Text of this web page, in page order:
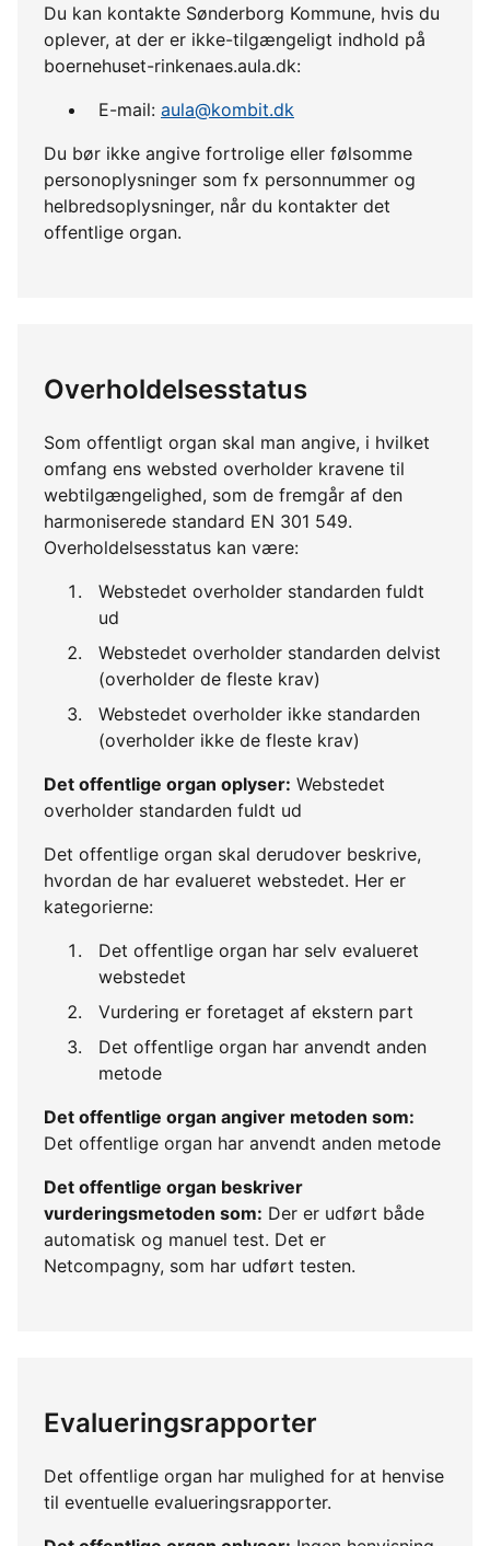
Du kan kontakte Sønderborg Kommune, hvis du
oplever, at der er ikke-tilgængeligt indhold på
boernehuset-rinkenaes.aula.dk:
E-mail: aula@kombit.dk
Du bør ikke angive fortrolige eller følsomme
personoplysninger som fx personnummer og
helbredsoplysninger, når du kontakter det
offentlige organ.
Overholdelsesstatus
Som offentligt organ skal man angive, i hvilket
omfang ens websted overholder kravene til
webtilgængelighed, som de fremgår af den
harmoniserede standard EN 301 549.
Overholdelsesstatus kan være:
Webstedet overholder standarden fuldt
ud
Webstedet overholder standarden delvist
(overholder de fleste krav)
Webstedet overholder ikke standarden
(overholder ikke de fleste krav)
Det offentlige organ oplyser: Webstedet
overholder standarden fuldt ud
Det offentlige organ skal derudover beskrive,
hvordan de har evalueret webstedet. Her er
kategorierne:
Det offentlige organ har selv evalueret
webstedet
Vurdering er foretaget af ekstern part
Det offentlige organ har anvendt anden
metode
Det offentlige organ angiver metoden som:
Det offentlige organ har anvendt anden metode
Det offentlige organ beskriver
vurderingsmetoden som: Der er udført både
automatisk og manuel test. Det er
Netcompagny, som har udført testen.
Evalueringsrapporter
Det offentlige organ har mulighed for at henvise
til eventuelle evalueringsrapporter.